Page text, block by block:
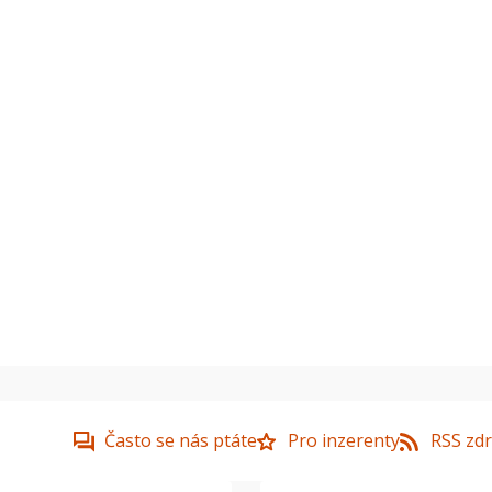
Často se nás ptáte Pro inzerenty RSS